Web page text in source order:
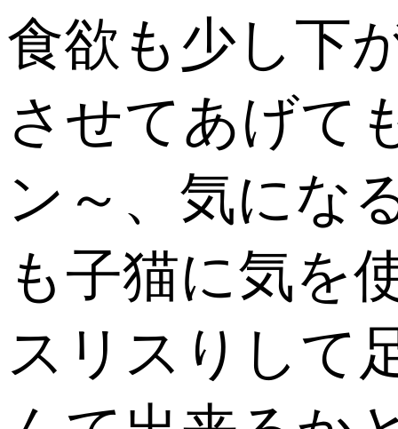
食欲も少し下
させてあげて
ン～、気にな
も子猫に気を
スリスりして